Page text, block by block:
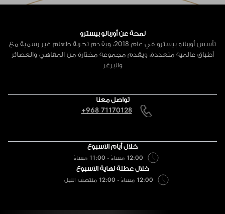
لمحة عن أوربانو بيسترو
تأسس أوربانو بيسترو في عام 2018، ويقدم تجربة طعام غير رسمية مع
أطباق عالمية متعددة، ويقدم مجموعة مختارة من المقاهي والعصائر
والبرغر
تواصل معنا
+968 71170128
خلال أيام الاسبوع
12:00 مساءً - 11:00 مساءً
خلال عطلة نهاية الاسبوع
12:00 مساءً - 12:00 منتصف الليل